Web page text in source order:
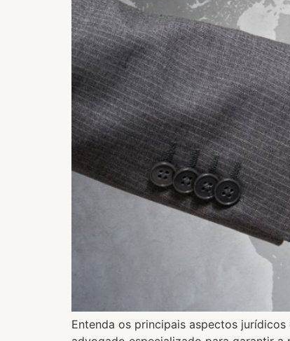
Entenda os principais aspectos